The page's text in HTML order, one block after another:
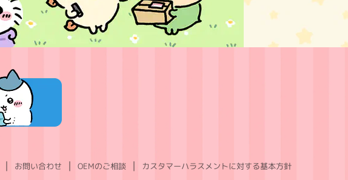
お問い合わせ OEMのご相談 カスタマーハラスメントに対する基本方針